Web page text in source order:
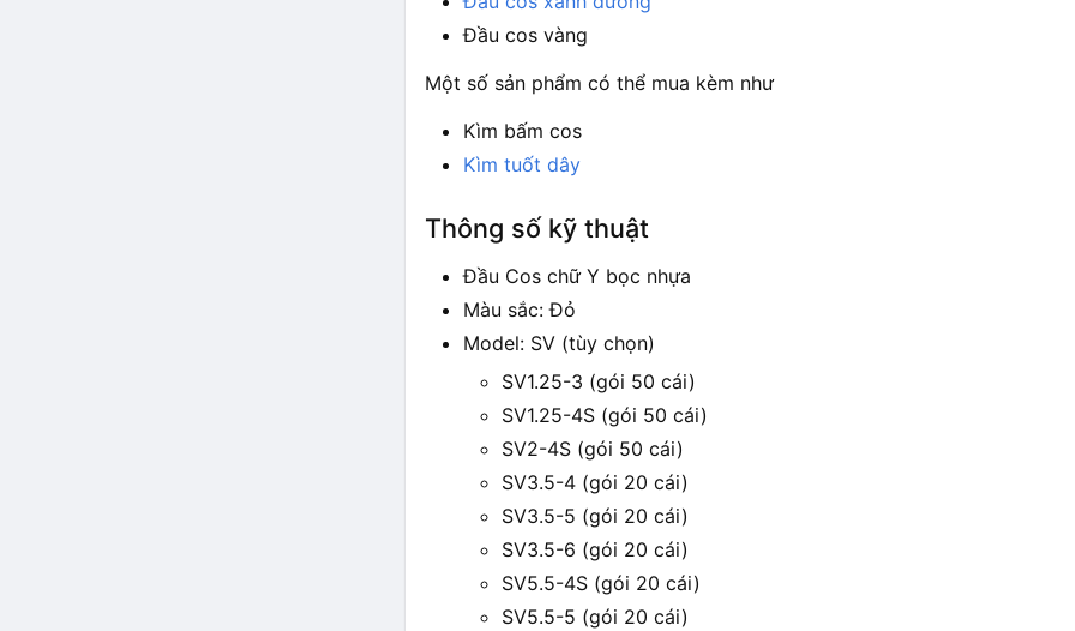
Đầu cos vàng
Một số sản phẩm có thể mua kèm như
Kìm bấm cos
Kìm tuốt dây
Thông số kỹ thuật
Đầu Cos chữ Y bọc nhựa
Màu sắc: Đỏ
Model: SV (tùy chọn)
SV1.25-3 (gói 50 cái)
SV1.25-4S (gói 50 cái)
SV2-4S (gói 50 cái)
SV3.5-4 (gói 20 cái)
SV3.5-5 (gói 20 cái)
SV3.5-6 (gói 20 cái)
SV5.5-4S (gói 20 cái)
SV5.5-5 (gói 20 cái)